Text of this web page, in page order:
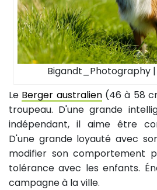
Bigandt_Photography
Le Berger australien(46 à 58
troupeau. D'une grande
indépendant, il aime être
D'une grande loyauté avec
modifier son comportement
tolérance avec les enfants.
campagne à la ville.